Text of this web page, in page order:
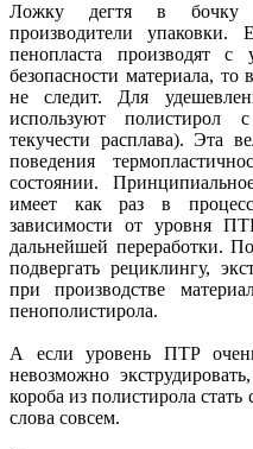
Ложку дегтя в бочку
производители
пенопласта производят
безопасности материала,
не следит. Для
используют полистирол
текучести расплава). Эта
поведения
состоянии.
имеет как раз в
зависимости от уровня
дальнейшей переработки.
подвергать рециклингу,
при производстве
пенополистирола.
А если уровень ПТР
невозможно
короба из полистирола
слова совсем.